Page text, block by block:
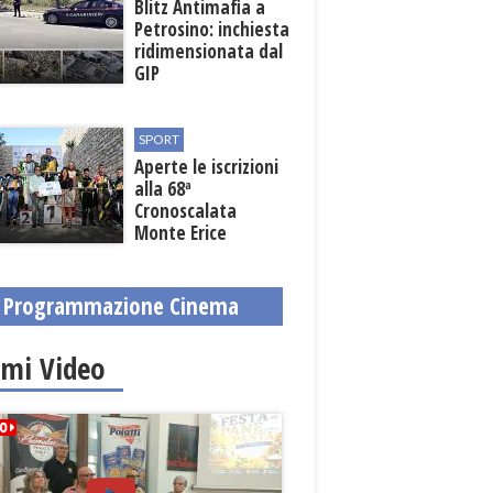
Blitz Antimafia a
Petrosino: inchiesta
ridimensionata dal
GIP
SPORT
Aperte le iscrizioni
alla 68ª
Cronoscalata
Monte Erice
Programmazione Cinema
Video